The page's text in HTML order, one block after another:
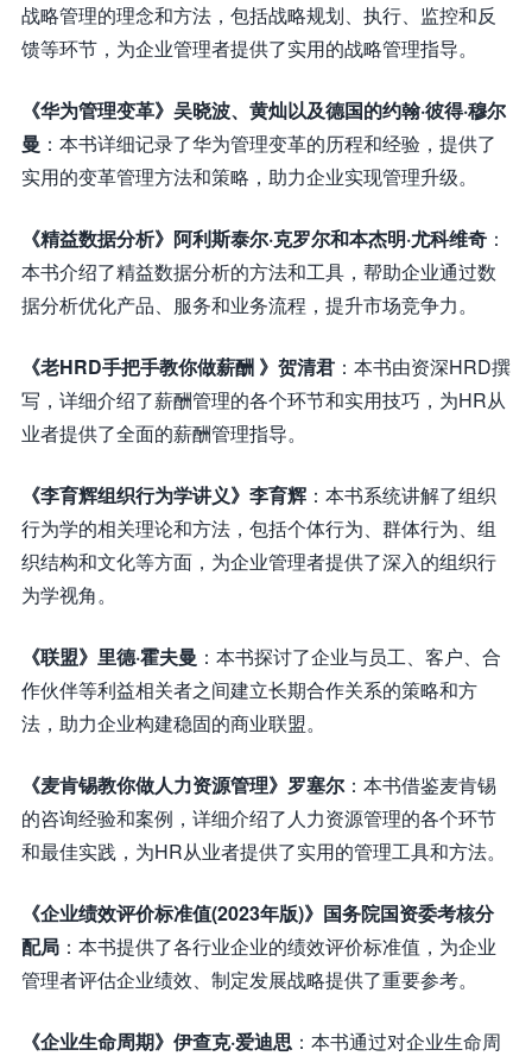
战略管理的理念和方法，包括战略规划、执行、监控和反
馈等环节，为企业管理者提供了实用的战略管理指导。
《华为管理变革》吴晓波、黄灿以及德国的约翰·彼得·穆尔
曼 ：本书详细记录了华为管理变革的历程和经验，提供了
实用的变革管理方法和策略，助力企业实现管理升级。
《精益数据分析》阿利斯泰尔·克罗尔和本杰明·尤科维奇 ：
本书介绍了精益数据分析的方法和工具，帮助企业通过数
据分析优化产品、服务和业务流程，提升市场竞争力。
《老HRD手把手教你做薪酬 》贺清君 ：本书由资深HRD撰
写，详细介绍了薪酬管理的各个环节和实用技巧，为HR从
业者提供了全面的薪酬管理指导。
《李育辉组织行为学讲义》李育辉 ：本书系统讲解了组织
行为学的相关理论和方法，包括个体行为、群体行为、组
织结构和文化等方面，为企业管理者提供了深入的组织行
为学视角。
《联盟》里德·霍夫曼 ：本书探讨了企业与员工、客户、合
作伙伴等利益相关者之间建立长期合作关系的策略和方
法，助力企业构建稳固的商业联盟。
《麦肯锡教你做人力资源管理》罗塞尔：本书借鉴麦肯锡
的咨询经验和案例，详细介绍了人力资源管理的各个环节
和最佳实践，为HR从业者提供了实用的管理工具和方法。
《企业绩效评价标准值(2023年版)》国务院国资委考核分
配局 ：本书提供了各行业企业的绩效评价标准值，为企业
管理者评估企业绩效、制定发展战略提供了重要参考。
《企业生命周期》伊查克·爱迪思 ：本书通过对企业生命周